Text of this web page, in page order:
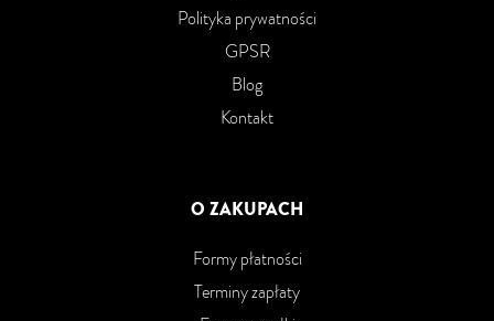
Polityka prywatności
GPSR
Blog
Kontakt
O ZAKUPACH
Formy płatności
Terminy zapłaty